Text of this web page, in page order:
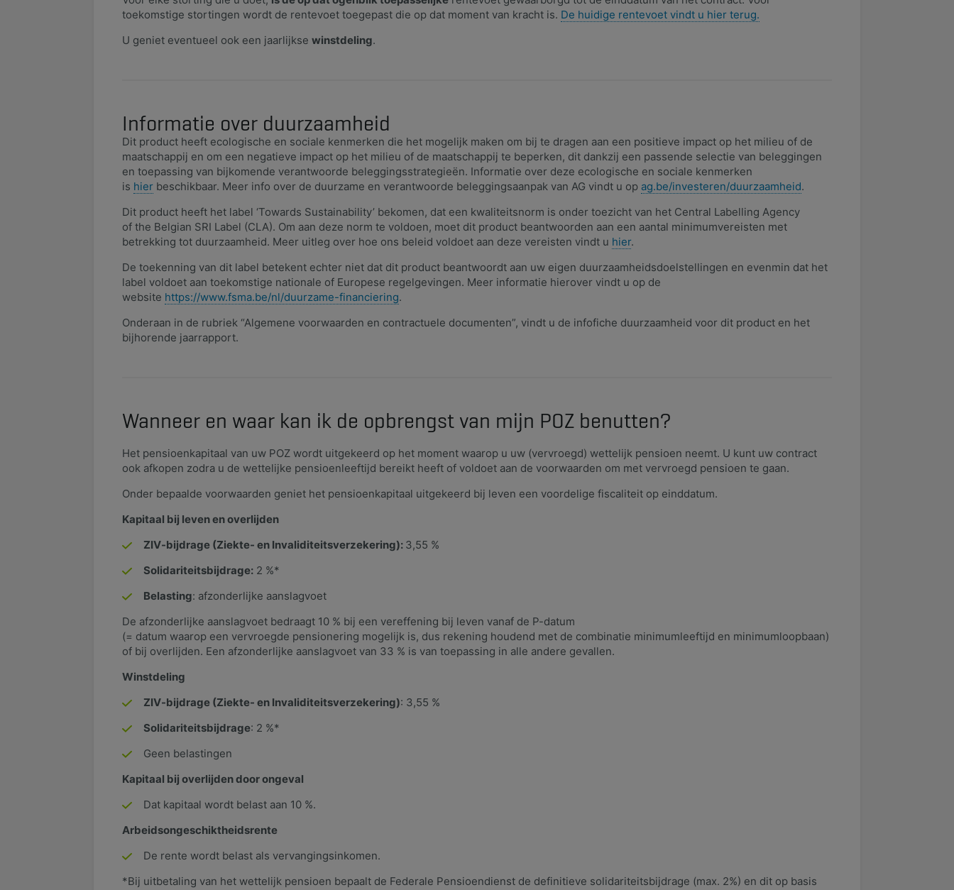
toekomstige stortingen wordt de rentevoet toegepast die op dat moment van kracht is. De huidige rentevoet vindt u hier terug.​
U geniet eventueel ook een jaarlijkse winstdeling.
Informatie over duurzaamheid​
Dit product heeft ecologische en sociale kenmerken die het mogelijk maken om bij te dragen aan een positieve impact op het milieu of de
maatschappij en om een negatieve impact op het milieu of de maatschappij te beperken, dit dankzij een passende selectie van beleggingen
en toepassing van bijkomende verantwoorde beleggingsstrategieën. Informatie over deze ecologische en sociale kenmerken
is hier beschikbaar. Meer info over de duurzame en verantwoorde beleggingsaanpak van AG vindt u op ag.be/investeren/duurzaamheid​.​
Dit product heeft het label ‘Towards Sustainability’ bekomen, dat een kwaliteitsnorm is onder toezicht van het Central Labelling Agency
of the Belgian SRI Label (CLA). Om aan deze norm te voldoen, moet dit product beantwoorden aan een aantal minimumvereisten met
betrekking tot duurzaamheid. Meer uitleg over hoe ons beleid voldoet aan deze vereisten vindt u hier.​
De toekenning van dit label betekent echter niet dat dit product beantwoordt aan uw eigen duurzaamheidsdoelstellingen en evenmin dat het
label voldoet aan toekomstige nationale of Europese regelgevingen. Meer informatie hierover vindt u op de
website https://www.fsma.be/nl/duurzame-financiering.​
Onderaan in de rubriek “Algemene voorwaarden en contractuele documenten”, vindt u de infofiche duurzaamheid voor dit product en het
bijhorende jaarrapport.
Wanneer en waar kan ik de opbrengst van mijn POZ benutten?
Het pensioenkapitaal van uw POZ wordt uitgekeerd op het moment waarop u uw (vervroegd) wettelijk pensioen neemt. U kunt uw contract
ook afkopen zodra u de wettelijke pensioenleeftijd bereikt heeft of voldoet aan de voorwaarden om met vervroegd pensioen te gaan.
Onder bepaalde voorwaarden geniet het pensioenkapitaal uitgekeerd bij leven een voordelige fiscaliteit op einddatum.
Kapitaal bij leven en overlijden
ZIV-bijdrage (Ziekte- en Invaliditeitsverzekering): 3,55 %
Solidariteitsbijdrage: 2 %*
Belasting: afzonderlijke aanslagvoet
De afzonderlijke aanslagvoet bedraagt 10 % bij een vereffening bij leven vanaf de P-datum
(= datum waarop een vervroegde pensionering mogelijk is, dus rekening houdend met de combinatie minimumleeftijd en minimumloopbaan)
of bij overlijden. Een afzonderlijke aanslagvoet van 33 % is van toepassing in alle andere gevallen.
Winstdeling
ZIV-bijdrage (Ziekte- en Invaliditeitsverzekering): 3,55 %
Solidariteitsbijdrage: 2 %*
Geen belastingen
Kapitaal bij overlijden door ongeval
Dat kapitaal wordt belast aan 10 %.
Arbeidsongeschiktheidsrente
De rente wordt belast als vervangingsinkomen.
*Bij uitbetaling van het wettelijk pensioen bepaalt de Federale Pensioendienst de definitieve solidariteitsbijdrage (max. 2%) en dit op basis